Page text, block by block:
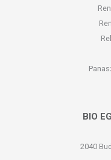
BIO
2040